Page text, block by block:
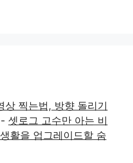
상 찍는법, 방향 돌리기
- 셋로그 고수만 아는 비
활을 업그레이드할 숨